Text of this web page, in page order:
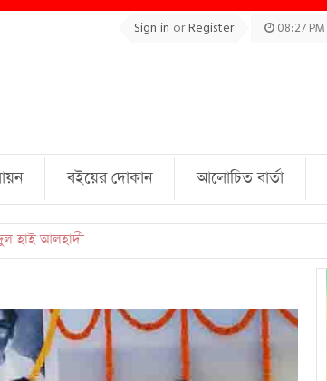
Sign in orRegister 08:27 PM
বইয়ের দোকান আলোচিত বার্তা